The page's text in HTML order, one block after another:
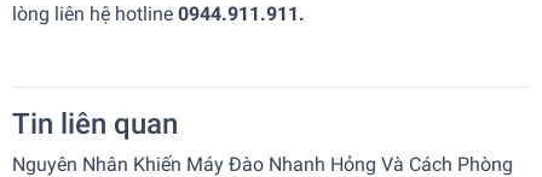
lòng liên hệ hotline 0944.911.911.
Tin liên quan
Nguyên Nhân Khiến Máy Đào Nhanh Hỏng Và Cách Phòng